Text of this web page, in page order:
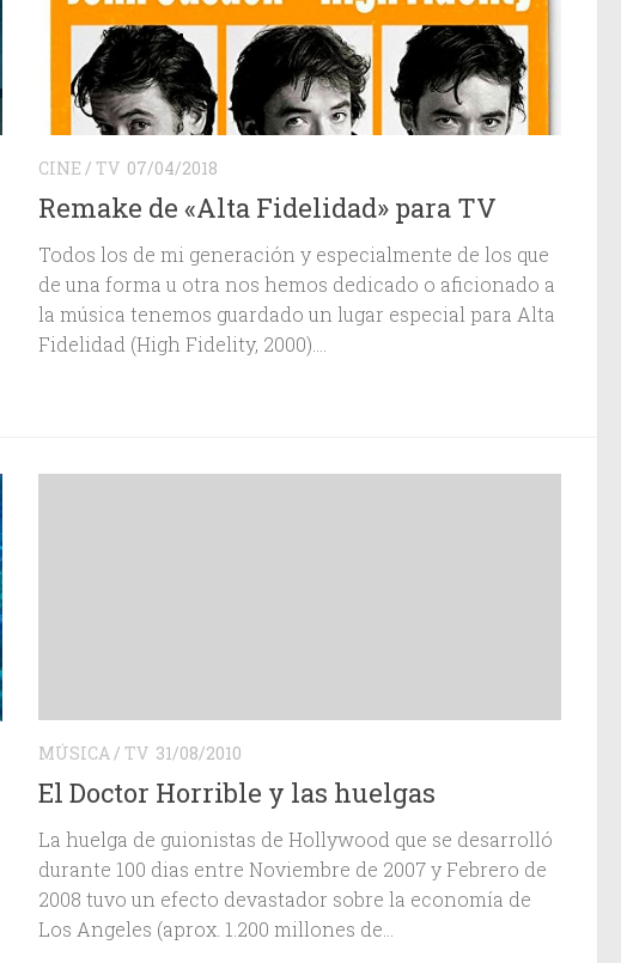
CINE / TV 07/04/2018
Remake de «Alta Fidelidad» para TV
Todos los de mi generación y especialmente de los que
de una forma u otra nos hemos dedicado o aficionado a
la música tenemos guardado un lugar especial para Alta
Fidelidad (High Fidelity, 2000)....
MÚSICA/ TV 31/08/2010
El Doctor Horrible y las huelgas
La huelga de guionistas de Hollywood que se desarrolló
durante 100 dias entre Noviembre de 2007 y Febrero de
2008 tuvo un efecto devastador sobre la economía de
Los Angeles (aprox. 1.200 millones de...